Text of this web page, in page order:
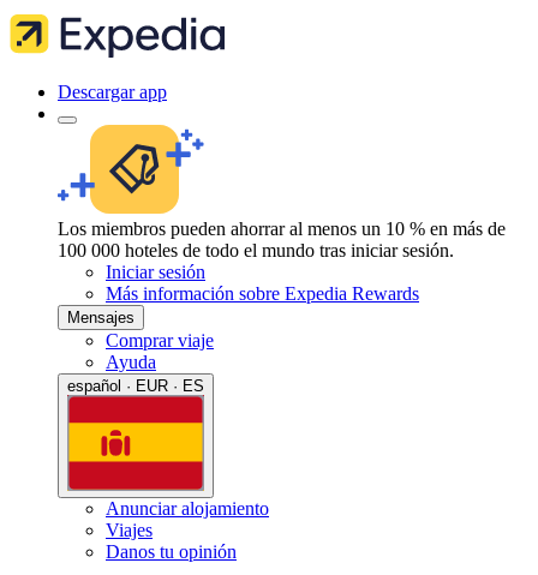
Descargar app
Los miembros pueden ahorrar al menos un 10 % en más de
100 000 hoteles de todo el mundo tras iniciar sesión.
Iniciar sesión
Más información sobre Expedia Rewards
Mensajes
Comprar viaje
Ayuda
español · EUR · ES
Anunciar alojamiento
Viajes
Danos tu opinión